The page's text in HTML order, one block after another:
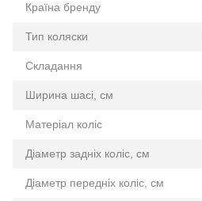
Країна бренду
Тип коляски
Складання
Ширина шасі, см
Матеріал коліс
Діаметр задніх коліс, см
Діаметр передніх коліс, см